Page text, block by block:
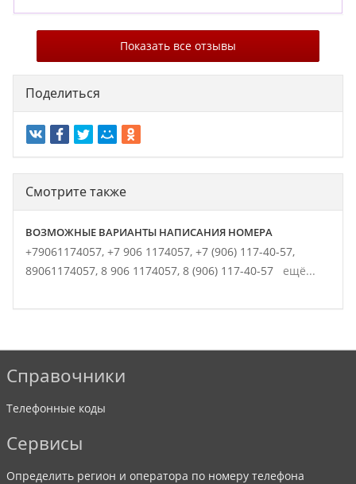
Показать все отзывы
Поделиться
Смотрите также
ВОЗМОЖНЫЕ ВАРИАНТЫ НАПИСАНИЯ НОМЕРА
+79061174057, +7 906 1174057, +7 (906) 117-40-57,
89061174057, 8 906 1174057, 8 (906) 117-40-57 ещё...
Справочники
Телефонные коды
Сервисы
Определить регион и оператора по номеру телефона